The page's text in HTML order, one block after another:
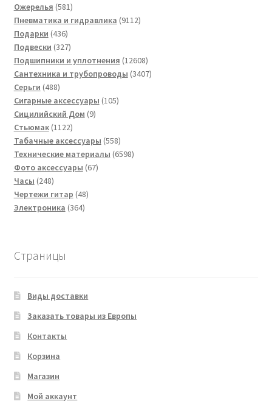
Ожерелья 581581
товар
Пневматика и гидравлика 91129112
Подарки 436436
товаров
Подвески 327327
товаров
Подшипники и уплотнения 1260812608
товаров
Сантехника и трубопроводы 34073407
Серьги 488488
товаров
Сигарные аксессуары 105105
Сицилийский Дом 99
Стьюмак 11221122
товара
Табачные аксессуары 558558
товаров
Технические материалы 65986598
Фото аксессуары 6767
Часы 248248
товаров
Чертежи гитар 4848
Электроника 364364
Страницы
Виды доставки
Заказать товары из Европы
Контакты
Корзина
Магазин
Мой аккаунт